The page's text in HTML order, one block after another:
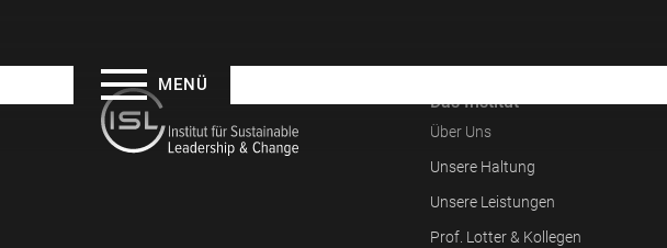
MENÜ
Das Institut
Über Uns
Unsere Haltung
Unsere Leistungen
Prof. Lotter & Kollegen